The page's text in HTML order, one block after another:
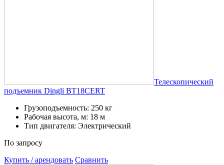
Телескопический
подъемник Dingli BT18CERT
Грузоподъемность: 250 кг
Рабочая высота, м: 18 м
Тип двигателя: Электрический
По запросу
Купить / арендовать Сравнить